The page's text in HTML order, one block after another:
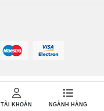
TÀI KHOẢN NGÀNH HÀNG